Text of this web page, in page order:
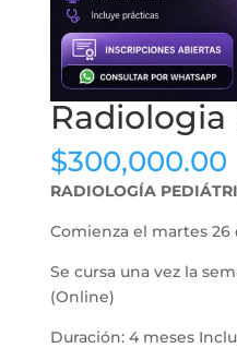
$300,000.00
RADIOLOGÍA
Comienza el martes 26
Se cursa una vez la
(Online)
Duración: 4 meses